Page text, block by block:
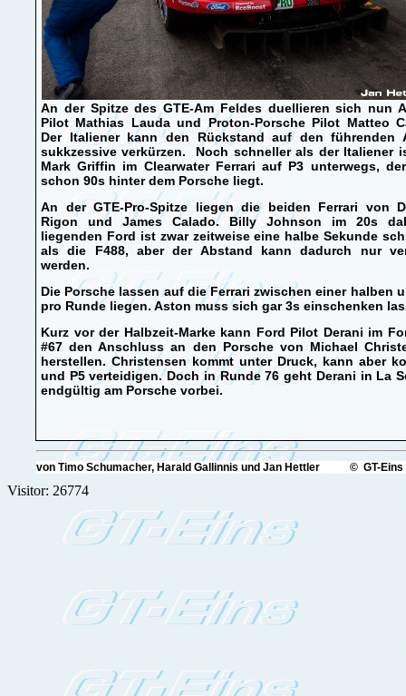
An der Spitze des GTE-Am Feldes duellieren sich nun
Pilot Mathias Lauda und Proton-Porsche Pilot Matteo
Der Italiener kann den Rückstand auf den führenden
sukkzessive verkürzen. Noch schneller als der Italiener
Mark Griffin im Clearwater Ferrari auf P3 unterwegs,
schon 90s hinter dem Porsche liegt.
An der GTE-Pro-Spitze liegen die beiden Ferrari von
Rigon und James Calado. Billy Johnson im 20s
liegenden Ford ist zwar zeitweise eine halbe Sekunde
als die F488, aber der Abstand kann dadurch nur
werden.
Die Porsche lassen auf die Ferrari zwischen einer halben
pro Runde liegen. Aston muss sich gar 3s einschenken
Kurz vor der Halbzeit-Marke kann Ford Pilot Derani im
#67 den Anschluss an den Porsche von Michael
herstellen. Christensen kommt unter Druck, kann aber
und P5 verteidigen. Doch in Runde 76 geht Derani in La
endgültig am Porsche vorbei.
von Timo Schumacher, Harald Gallinnis und Jan Hettler © GT-Eins
Visitor: 26774